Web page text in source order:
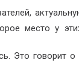
место у
Это говорит